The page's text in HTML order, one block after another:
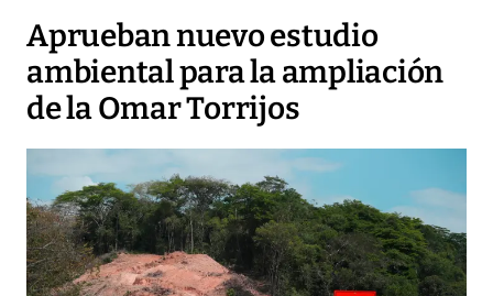
Aprueban nuevo estudio
ambiental para la ampliación
de la Omar Torrijos